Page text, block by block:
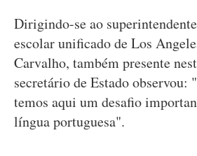
Dirigindo-se ao
escolar unificado de Los
Carvalho, também presente
secretário de Estado observou:
temos aqui um desafio
língua portuguesa".